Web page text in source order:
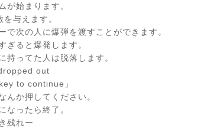
が始まります。
与えます。
で次の人に爆弾を渡すことができます。
ぎると爆発します。
持ってた人は脱落します。
out
to continue」
んか押してください。
なったら終了。
残れー